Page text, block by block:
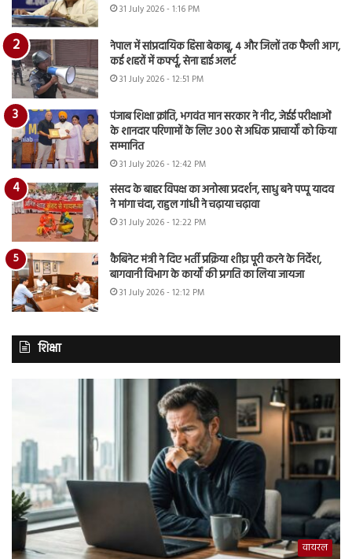
31 July 2026 - 1:16 PM
नेपाल में सांप्रदायिक हिंसा बेकाबू, 4 और जिलों तक फैली आग,
कई शहरों में कर्फ्यू, सेना हाई अलर्ट
31 July 2026 - 12:51 PM
पंजाब शिक्षा क्रांति, भगवंत मान सरकार ने नीट, जेईई परीक्षाओं
के शानदार परिणामों के लिए 300 से अधिक प्राचार्यों को किया
सम्मानित
31 July 2026 - 12:42 PM
संसद के बाहर विपक्ष का अनोखा प्रदर्शन, साधु बने पप्पू यादव
ने मांगा चंदा, राहुल गांधी ने चढ़ाया चढ़ावा
31 July 2026 - 12:22 PM
कैबिनेट मंत्री ने दिए भर्ती प्रक्रिया शीघ्र पूरी करने के निर्देश,
बागवानी विभाग के कार्यों की प्रगति का लिया जायजा
31 July 2026 - 12:12 PM
शिक्षा
वायरल